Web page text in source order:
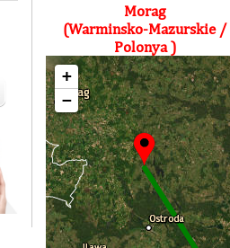
Morag
(Warminsko-Mazurskie /
Polonya )
+
−